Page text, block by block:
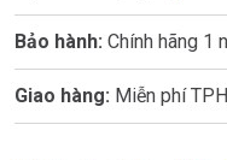
Bảo hành: Chính hãng 1
Giao hàng: Miễn phí